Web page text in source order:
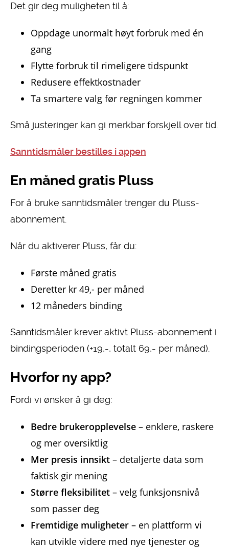
Det gir deg muligheten til å:
Oppdage unormalt høyt forbruk med én
gang
Flytte forbruk til rimeligere tidspunkt
Redusere effektkostnader
Ta smartere valg før regningen kommer
Små justeringer kan gi merkbar forskjell over tid.
Sanntidsmåler bestilles i appen
En måned gratis Pluss
For å bruke sanntidsmåler trenger du Pluss-
abonnement.
Når du aktiverer Pluss, får du:
Første måned gratis
Deretter kr 49,- per måned
12 måneders binding
Sanntidsmåler krever aktivt Pluss-abonnement i
bindingsperioden (+19,-, totalt 69,- per måned).
Hvorfor ny app?
Fordi vi ønsker å gi deg:
Bedre brukeropplevelse – enklere, raskere
og mer oversiktlig
Mer presis innsikt – detaljerte data som
faktisk gir mening
Større fleksibilitet – velg funksjonsnivå
som passer deg
Fremtidige muligheter – en plattform vi
kan utvikle videre med nye tjenester og